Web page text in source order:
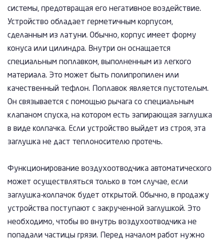
системы, предотвращая его негативное воздействие.
Устройство обладает герметичным корпусом,
сделанным из латуни. Обычно, корпус имеет форму
конуса или цилиндра. Внутри он оснащается
специальным поплавком, выполненным из легкого
материала. Это может быть полипропилен или
качественный тефлон. Поплавок является пустотелым.
Он связывается с помощью рычага со специальным
клапаном спуска, на котором есть запирающая заглушка
в виде колпачка. Если устройство выйдет из строя, эта
заглушка не даст теплоносителю протечь.
Функционирование воздухоотводчика автоматического
может осуществляться только в том случае, если
заглушка-колпачок будет открытой. Обычно, в продажу
устройства поступают с закрученной заглушкой. Это
необходимо, чтобы во внутрь воздухоотводчика не
попадали частицы грязи. Перед началом работ нужно